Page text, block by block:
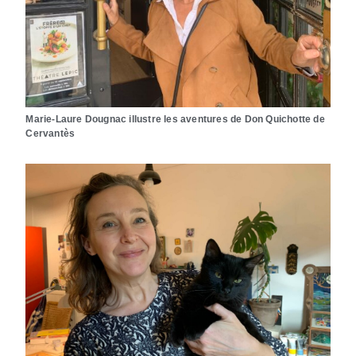
Marie-Laure Dougnac illustre les aventures de Don Quichotte de
Cervantès